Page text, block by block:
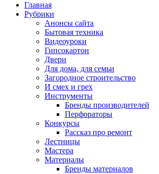
Главная
Рубрики
Анонсы сайта
Бытовая техника
Видеоуроки
Гипсокартон
Двери
Для дома, для семьи
Загородное строительство
И смех и грех
Инструменты
Бренды производителей
Перфораторы
Конкурсы
Рассказ про ремонт
Лестницы
Мастера
Материалы
Бренды материалов